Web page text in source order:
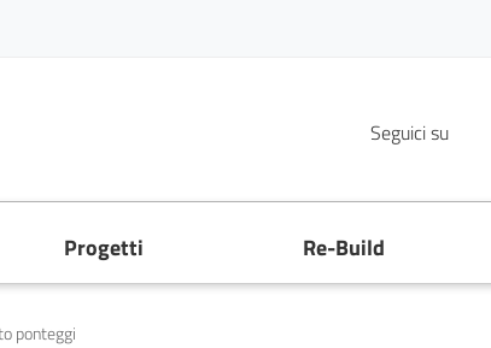
Seguici su
Progetti Re-Build
ponteggi